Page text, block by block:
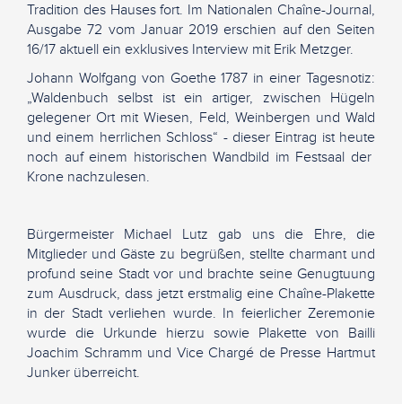
Tradition des Hauses fort. Im Nationalen Chaîne-Journal,
Ausgabe 72 vom Januar 2019 erschien auf den Seiten
16/17 aktuell ein exklusives Interview mit Erik Metzger.
Johann Wolfgang von Goethe 1787 in einer Tagesnotiz:
„Waldenbuch selbst ist ein artiger, zwischen Hügeln
gelegener Ort mit Wiesen, Feld, Weinbergen und Wald
und einem herrlichen Schloss“ - dieser Eintrag ist heute
noch auf einem historischen Wandbild im Festsaal der
Krone nachzulesen.
Bürgermeister Michael Lutz gab uns die Ehre, die
Mitglieder und Gäste zu begrüßen, stellte charmant und
profund seine Stadt vor und brachte seine Genugtuung
zum Ausdruck, dass jetzt erstmalig eine Chaîne-Plakette
in der Stadt verliehen wurde. In feierlicher Zeremonie
wurde die Urkunde hierzu sowie Plakette von Bailli
Joachim Schramm und Vice Chargé de Presse Hartmut
Junker überreicht.